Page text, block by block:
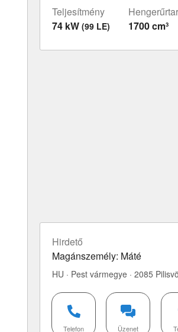
Teljesítmény
74 kW (99 LE)
1700 cm³
Hirdető
Magánszemély: Máté
HU · Pest vármegye · 2085
Telefon Üzenet